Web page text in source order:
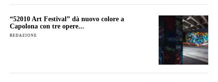
“52010 Art Festival” dà nuovo colore a
Capolona con tre opere...
REDAZIONE